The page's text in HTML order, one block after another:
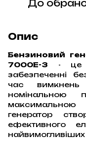
До
Опис
Бензиновий
7000E-3 - це
забезпеченні
час
номінальною
максимальною
генератор
ефективного